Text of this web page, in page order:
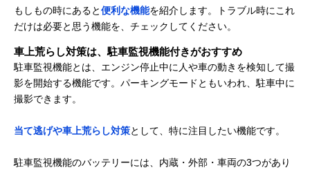
もしもの時にあると便利な機能を紹介します。トラブル時にこれ
だけは必要と思う機能を、チェックしてください。
車上荒らし対策は、駐車監視機能付きがおすすめ
駐車監視機能とは、エンジン停止中に人や車の動きを検知して撮
影を開始する機能です。パーキングモードともいわれ、駐車中に
撮影できます。
当て逃げや車上荒らし対策として、特に注目したい機能です。
駐車監視機能のバッテリーには、内蔵・外部・車両の3つがあり